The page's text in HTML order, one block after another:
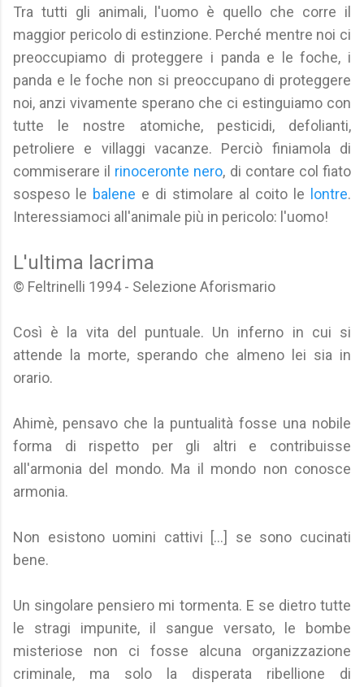
Tra tutti gli animali, l'uomo è quello che corre il
maggior pericolo di estinzione. Perché mentre noi ci
preoccupiamo di proteggere i panda e le foche, i
panda e le foche non si preoccupano di proteggere
noi, anzi vivamente sperano che ci estinguiamo con
tutte le nostre atomiche, pesticidi, defolianti,
petroliere e villaggi vacanze. Perciò finiamola di
commiserare il rinoceronte nero, di contare col fiato
sospeso le balene e di stimolare al coito le lontre.
Interessiamoci all'animale più in pericolo: l'uomo!
L'ultima lacrima
© Feltrinelli 1994 - Selezione Aforismario
Così è la vita del puntuale. Un inferno in cui si
attende la morte, sperando che almeno lei sia in
orario.
Ahimè, pensavo che la puntualità fosse una nobile
forma di rispetto per gli altri e contribuisse
all'armonia del mondo. Ma il mondo non conosce
armonia.
Non esistono uomini cattivi [...] se sono cucinati
bene.
Un singolare pensiero mi tormenta. E se dietro tutte
le stragi impunite, il sangue versato, le bombe
misteriose non ci fosse alcuna organizzazione
criminale, ma solo la disperata ribellione di